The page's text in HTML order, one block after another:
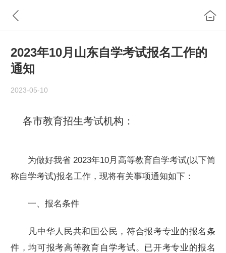
2023年10月山东自学考试报名工作的
通知
2023-05-10
各市教育招生考试机构：
为做好我省 2023年10月高等教育自学考试(以下简
称自学考试)报名工作，现将有关事项通知如下：
一、报名条件
凡中华人民共和国公民，符合报考专业的报名条
件，均可报考高等教育自学考试。已开考专业的报名